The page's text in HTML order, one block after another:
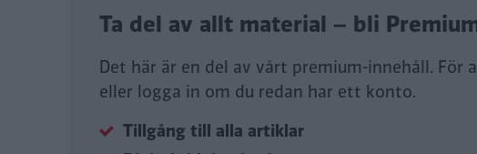
Ta del av allt material – bli
Det här är en del av vårt premium-innehåll.
eller logga in om du redan har ett konto.
Tillgång till alla artiklar